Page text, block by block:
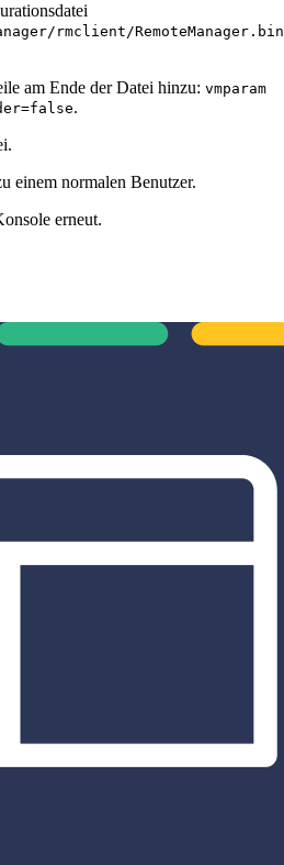
rmclient/
am Ende der Datei hinzu: vmparam
.
einem normalen Benutzer.
erneut.